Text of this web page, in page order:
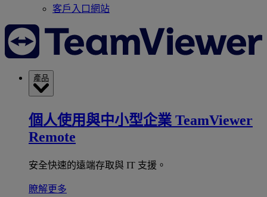
客戶入口網站
產品
個人使用與中小型企業 TeamViewer
Remote
安全快速的遠端存取與 IT 支援。
瞭解更多